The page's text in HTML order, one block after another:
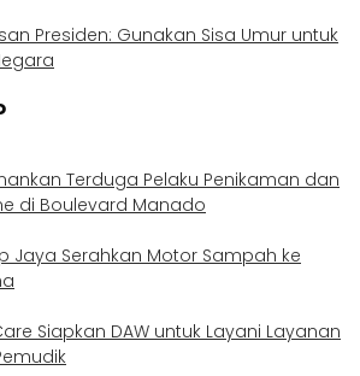
Presiden: Gunakan Sisa Umur untuk
Terduga Pelaku Penikaman dan
di Boulevard Manado
Jaya Serahkan Motor Sampah ke
Siapkan DAW untuk Layani Layanan